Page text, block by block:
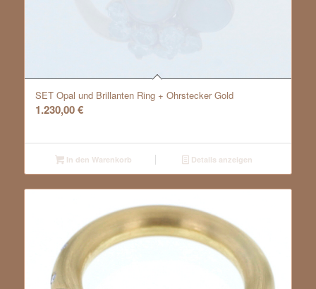
SET Opal und Brillanten Ring + Ohrstecker Gold
1.230,00€
In den Warenkorb Details anzeigen